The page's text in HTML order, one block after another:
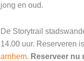
jong en oud.
De Storytrail
14.00 uur. Reserveren
arnhem. Reserveer nu